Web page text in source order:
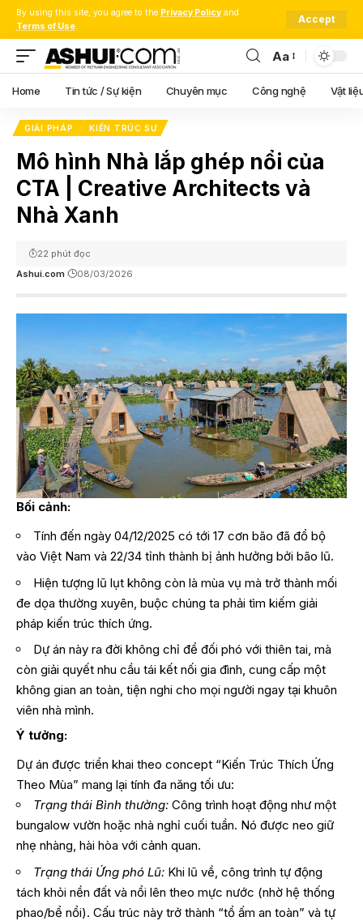
By using this site, you agree to the Privacy Policy and
Terms of Use.
Accept
Font
Resizer
Aa
Home Tin tức / Sự kiện Chuyên mục Công nghệ Vật
GIẢI PHÁP KIẾN TRÚC SƯ
Mô hình Nhà lắp ghép nổi của
CTA | Creative Architects và
Nhà Xanh
Ashui.com 08/03/2026
22 phút đọc
Bối cảnh:
Tính đến ngày 04/12/2025 có tới 17 cơn bão đã đổ bộ
vào Việt Nam và 22/34 tỉnh thành bị ảnh hưởng bởi bão lũ.
Hiện tượng lũ lụt không còn là mùa vụ mà trở thành mối
đe dọa thường xuyên, buộc chúng ta phải tìm kiếm giải
pháp kiến trúc thích ứng.
Dự án này ra đời không chỉ để đối phó với thiên tai, mà
còn giải quyết nhu cầu tái kết nối gia đình, cung cấp một
không gian an toàn, tiện nghi cho mọi người ngay tại khuôn
viên nhà mình.
Ý tưởng:
Dự án được triển khai theo concept “Kiến Trúc Thích Ứng
Theo Mùa” mang lại tính đa năng tối ưu:
Trạng thái Bình thường: Công trình hoạt động như một
bungalow vườn hoặc nhà nghỉ cuối tuần. Nó được neo giữ
nhẹ nhàng, hài hòa với cảnh quan.
Trạng thái Ứng phó Lũ: Khi lũ về, công trình tự động
tách khỏi nền đất và nổi lên theo mực nước (nhờ hệ thống
phao/bể nổi). Cấu trúc này trở thành “tổ ấm an toàn” và tự